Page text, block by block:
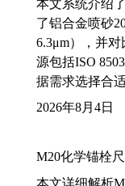
本文系统介绍
了铝合金喷砂
6.3μm），并
源包括ISO
据需求选择合
2026年8月4日
M20化学锚栓
本文详细解析